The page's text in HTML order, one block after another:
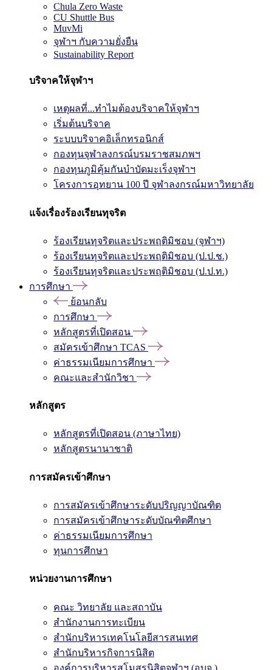
Chula Zero Waste
CU Shuttle Bus
MuvMi
จุฬาฯ กับความยั่งยืน
Sustainability Report
บริจาคให้จุฬาฯ
เหตุผลที่...ทำไมต้องบริจาคให้จุฬาฯ
เริ่มต้นบริจาค
ระบบบริจาคอิเล็กทรอนิกส์
กองทุนจุฬาลงกรณ์บรมราชสมภพฯ
กองทุนภูมิคุ้มกันบำบัดมะเร็งจุฬาฯ
โครงการอุทยาน 100 ปี จุฬาลงกรณ์มหาวิทยาลัย
แจ้งเรื่องร้องเรียนทุจริต
ร้องเรียนทุจริตและประพฤติมิชอบ (จุฬาฯ)
ร้องเรียนทุจริตและประพฤติมิชอบ (ป.ป.ช.)
ร้องเรียนทุจริตและประพฤติมิชอบ (ป.ป.ท.)
การศึกษา
ย้อนกลับ
การศึกษา
หลักสูตรที่เปิดสอน
สมัครเข้าศึกษา TCAS
ค่าธรรมเนียมการศึกษา
คณะและสำนักวิชา
หลักสูตร
หลักสูตรที่เปิดสอน (ภาษาไทย)
หลักสูตรนานาชาติ
การสมัครเข้าศึกษา
การสมัครเข้าศึกษาระดับปริญญาบัณฑิต
การสมัครเข้าศึกษาระดับบัณฑิตศึกษา
ค่าธรรมเนียมการศึกษา
ทุนการศึกษา
หน่วยงานการศึกษา
คณะ วิทยาลัย และสถาบัน
สำนักงานการทะเบียน
สำนักบริหารเทคโนโลยีสารสนเทศ
สำนักบริหารกิจการนิสิต
องค์การบริหารสโมสรนิสิตจุฬาฯ (อบจ.)